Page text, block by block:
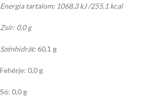
Energia tartalom: 1068,3 kJ /255,1 kcal
Zsír: 0,0 g
Szénhidrát:60,1 g
Fehérje: 0,0 g
Só: 0,0 g